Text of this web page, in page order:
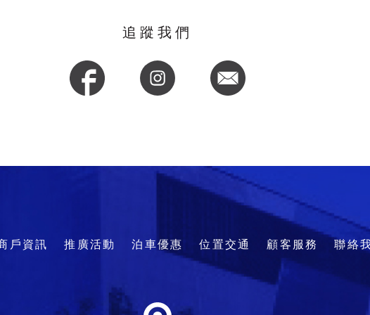
追蹤我們
戶資訊 推廣活動 泊車優惠 位置交通 顧客服務 聯絡